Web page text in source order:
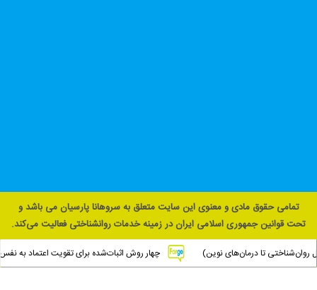
تمامی حقوق مادی و معنوی این سایت متعلق به سروهانا پارسیان می باشد و
تحت قوانین جمهوری اسلامی ایران در زمینه خدمات روانشناختی فعالیت می‌کند.
تماس با ما
جذب مشاور
تا درمان‌های نوین) چهار روش اثبات‌شده برای تقویت اعتماد به نفس در